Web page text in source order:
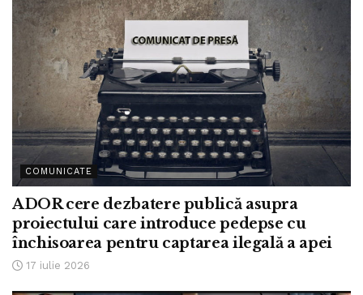
COMUNICATE
ADOR cere dezbatere publică asupra
proiectului care introduce pedepse cu
închisoarea pentru captarea ilegală a apei
17 iulie 2026